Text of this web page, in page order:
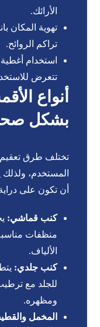
الأرائك.
تهوية المكان
تراكم الروائح.
استخدام أغطية
تتعرض
أنواع
بشكل
تختلف طرق
المستخدم،
أن تكون على
كنب قماشي:
منظفات
الألياف.
كنب جلدي:
للجلد مع
ومظهره.
المخمل